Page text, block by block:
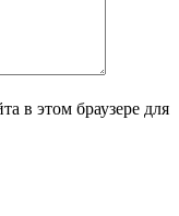
в этом браузере для